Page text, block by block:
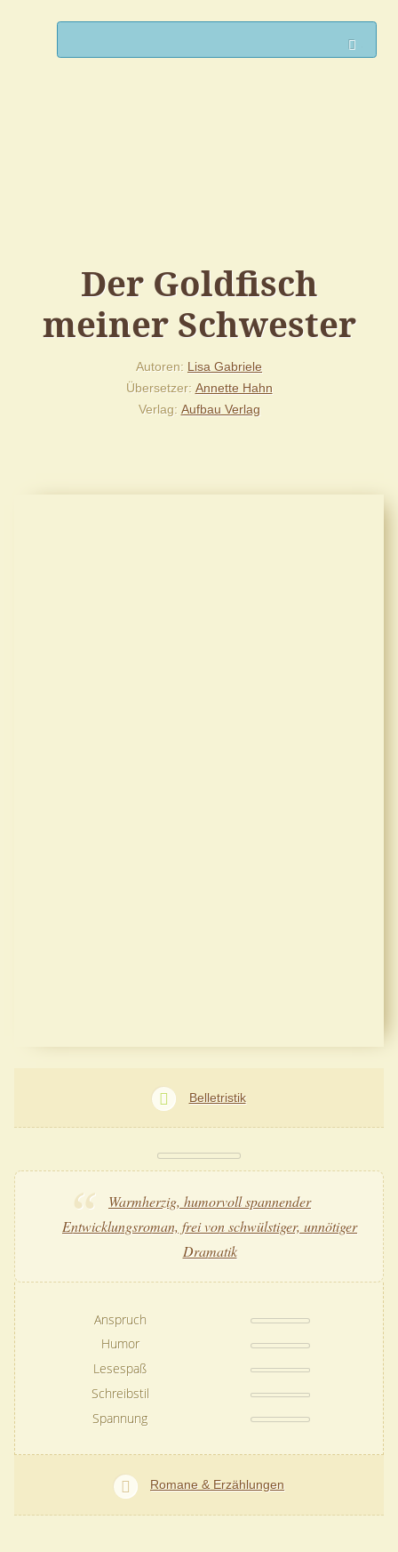
Der Goldfisch
meiner Schwester
Autoren Lisa Gabriele
Übersetzer Annette Hahn
Verlag Aufbau Verlag
Belletristik
Warmherzig, humorvoll spannender
Entwicklungsroman, frei von schwülstiger, unnötiger
Dramatik
Anspruch
Humor
Lesespaß
Schreibstil
Spannung
Romane & Erzählungen